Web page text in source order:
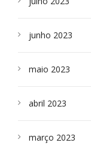
junho 2023
maio 2023
abril 2023
março 2023